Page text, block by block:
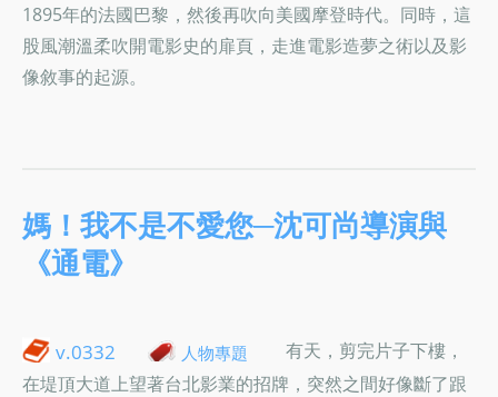
1895年的法國巴黎，然後再吹向美國摩登時代。同時，這
股風潮溫柔吹開電影史的扉頁，走進電影造夢之術以及影
像敘事的起源。
媽！我不是不愛您─沈可尚導演與
《通電》
v.0332 人物專題
有天，剪完片子下樓，
在堤頂大道上望著台北影業的招牌，突然之間好像斷了跟